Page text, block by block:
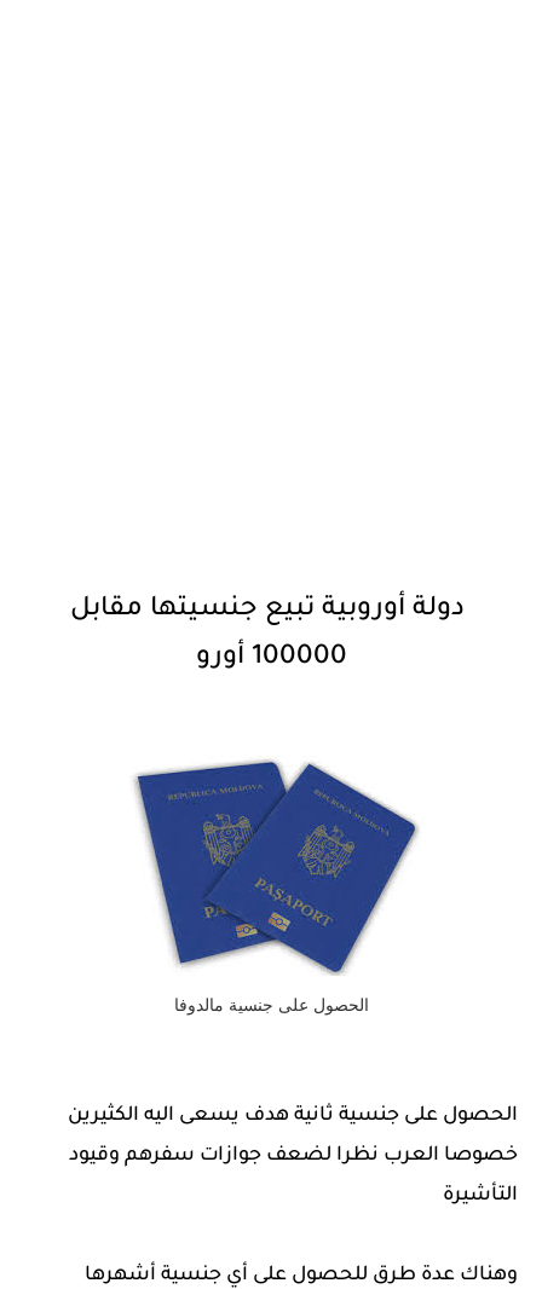
دولة أوروبية تبيع جنسيتها مقابل
100000 أورو
الحصول على جنسية مالدوفا
الحصول على جنسية ثانية هدف يسعى اليه الكثيرين
خصوصا العرب نظرا لضعف جوازات سفرهم وقيود
التأشيرة
وهناك عدة طرق للحصول على أي جنسية أشهرها